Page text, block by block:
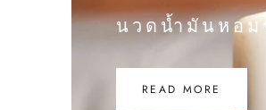
นวดน้ำมันหอ
READ MORE